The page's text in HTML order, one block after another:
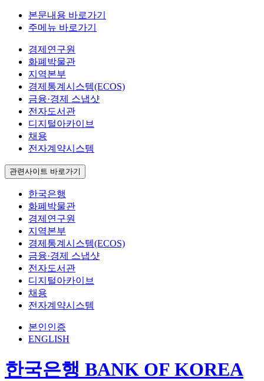
본문내용 바로가기
주메뉴 바로가기
경제연구원
화폐박물관
지역본부
경제통계시스템(ECOS)
금융·경제 스냅샷
전자도서관
디지털아카이브
채용
전자계약시스템
관련사이트 바로가기
한국은행
화폐박물관
경제연구원
지역본부
경제통계시스템(ECOS)
금융·경제 스냅샷
전자도서관
디지털아카이브
채용
전자계약시스템
본인인증
ENGLISH
한국은행 BANK OF KOREA